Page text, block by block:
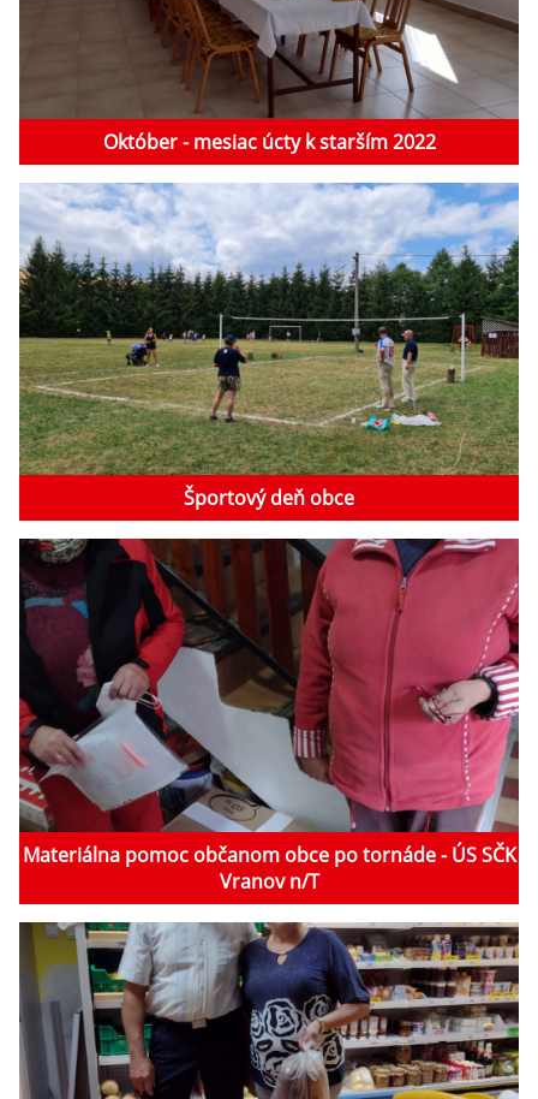
Október - mesiac úcty k starším 2022
Športový deň obce
Materiálna pomoc občanom obce po tornáde - ÚS SČK
Vranov n/T